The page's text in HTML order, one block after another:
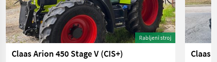
Rabljeni stroj
Claas Arion 450 Stage V (CIS+)
Claas